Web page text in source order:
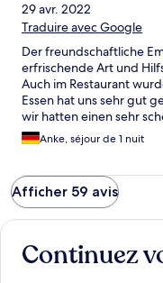
29 avr. 2022
Traduire avec Google
Der freundschaftliche
erfrischende Art und
Auch im Restaurant
Essen hat uns sehr gut
wir hatten einen sehr
kommen !
Anke, séjour de 1 nuit
Afficher 59 avis
Continuez